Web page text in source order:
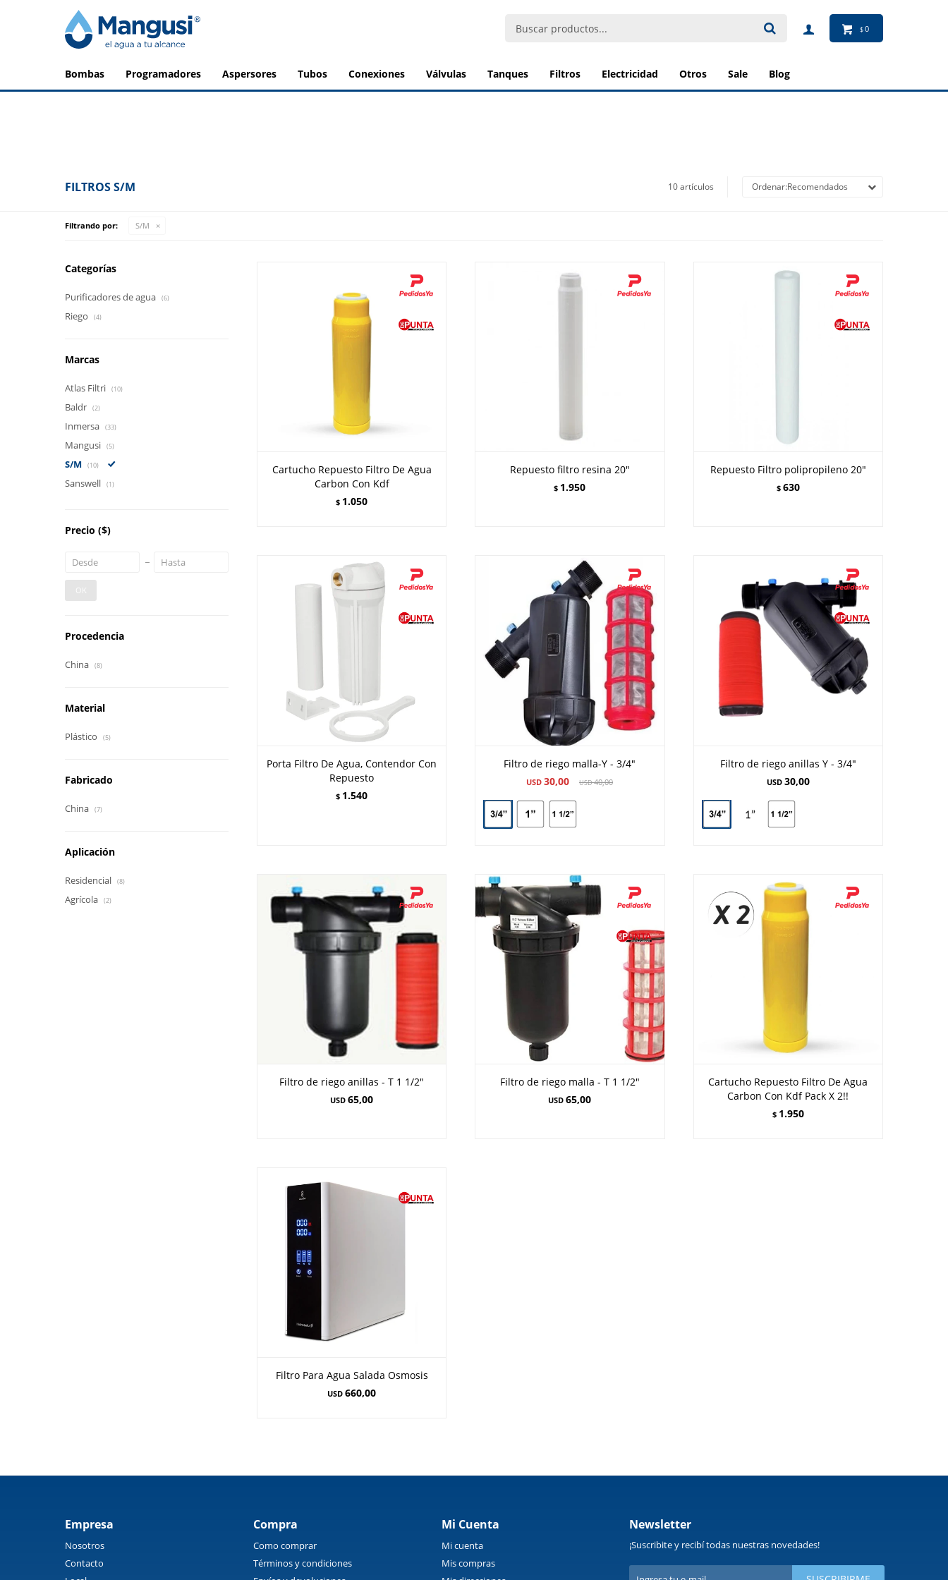
bombas programadores aspersores tubos conexiones válvulas tanques filtros electricidad otros sale blog
$0
FILTROS S/M 10 artículos Recomendados
Filtrando por: S/M
Cartucho Repuesto Filtro De Agua
Carbon Con Kdf
$ 1.050
Repuesto filtro resina 20"
$ 1.950
Repuesto Filtro polipropileno 20"
$ 630
Porta Filtro De Agua, Contendor Con
Repuesto
$ 1.540
Filtro de riego malla-Y - 3/4"
USD 30,00 USD40,00
Filtro de riego anillas Y - 3/4"
USD 30,00
Filtro de riego anillas - T 1 1/2"
USD 65,00
Filtro de riego malla - T 1 1/2"
USD 65,00
Cartucho Repuesto Filtro De Agua
Carbon Con Kdf Pack X 2!!
$ 1.950
Filtro Para Agua Salada Osmosis
USD 660,00
Categorías
Purificadores de agua (6)
Riego (4)
Marcas
Atlas Filtri (10)
Baldr (2)
Inmersa (33)
Mangusi (5)
S/M (10)
Sanswell (1)
Precio ($)
OK
Procedencia
China (8)
Material
Plástico (5)
Fabricado
China (7)
Aplicación
Residencial (8)
Agrícola (2)
Empresa
Nosotros
Contacto
Compra
Como comprar
Términos y condiciones
Mi Cuenta
Mi cuenta
Mis compras
Newsletter
¡Suscribite y recibí todas nuestras novedades!